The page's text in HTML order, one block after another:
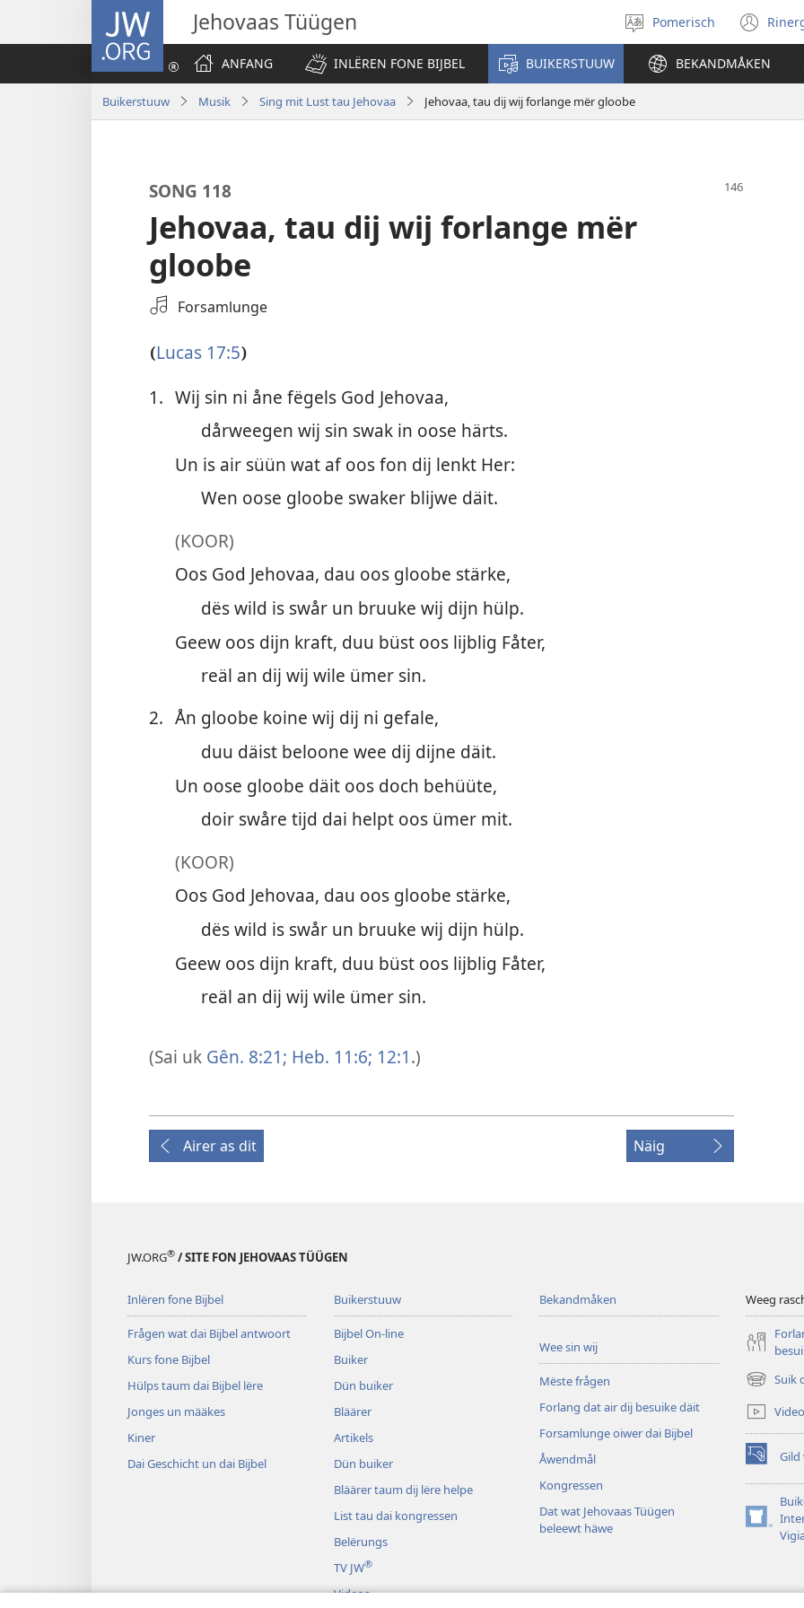
JW.ORG Jehovaas Tüügen
suik
språk
uut
Pomerisch
ANFANG
INLËREN FONE BIJBEL BUIKERSTUUW BEKANDMÅKEN
Buikerstuuw Musik Sing mit Lust tau Jehovaa Jehovaa, tau dij wij forlange mër gloobe
SONG 118
Jehovaa, tau dij wij forlange mër
gloobe
Dau
taum
uutsuike
Forsamlunge
(Lucas 17:5)
1. Wij sin ni åne fëgels God Jehovaa,
dårweegen wij sin swak in oose härts.
Un is air süün wat af oos fon dij lenkt Her:
Wen oose gloobe swaker blijwe däit.
(KOOR)
Oos God Jehovaa, dau oos gloobe stärke,
dës wild is swår un bruuke wij dijn hülp.
Geew oos dijn kraft, duu büst oos lijblig Fåter,
reäl an dij wij wile ümer sin.
2. Ån gloobe koine wij dij ni gefale,
duu däist beloone wee dij dijne däit.
Un oose gloobe däit oos doch behüüte,
doir swåre tijd dai helpt oos ümer mit.
(KOOR)
Oos God Jehovaa, dau oos gloobe stärke,
dës wild is swår un bruuke wij dijn hülp.
Geew oos dijn kraft, duu büst oos lijblig Fåter,
reäl an dij wij wile ümer sin.
(Sai uk Gên. 8:21; Heb. 11:6; 12:1.)
Airer as dit Näig
JW.ORG® / SITE FON JEHOVAAS TÜÜGEN
Inlëren fone Bijbel
Frågen wat dai Bijbel antwoort
Kurs fone Bijbel
Hülps taum dai Bijbel lëre
Jonges un määkes
Kiner
Dai Geschicht un dai Bijbel
Buikerstuuw
Bijbel On-line
Buiker
Dün buiker
Bläärer
Artikels
Dün buiker
Bläärer taum dij lëre helpe
List tau dai kongressen
Belërungs
TV JW®
Videos
Bekandmåken
Wee sin wij
Mëste frågen
Forlang dat air dij besuike däit
Forsamlunge oiwer dai Bijbel
Åwendmål
Kongressen
Dat wat Jehovaas Tüügen
beleewt häwe
Weeg
Suik
(opens
new
window)
(opens
new
window)
(opens